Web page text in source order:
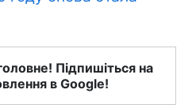
Підпишіться на
в Google!